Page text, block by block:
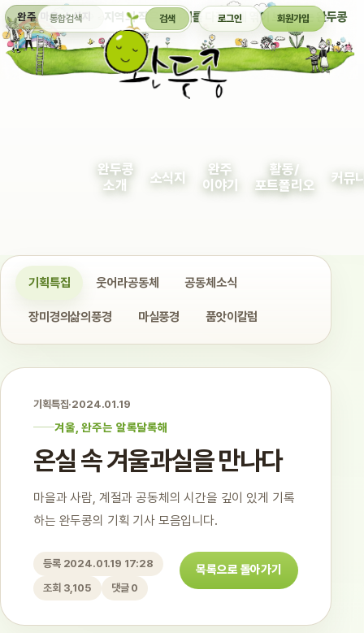
완주 마을 소식지 지역의 작은 이야기를 다정하게 엮어 보여주는 완두콩
통합검색 검색 로그인 회원가입
완두콩
소개
소식지
완주
이야기
활동/
포트폴리오
커뮤
기획특집 웃어라공동체 공동체소식
장미경의삶의풍경 마실풍경 품앗이칼럼
기획특집·2024.01.19
겨울, 완주는 알록달록해
온실 속 겨울과실을 만나다
마을과 사람, 계절과 공동체의 시간을 깊이 있게 기록
하는 완두콩의 기획 기사 모음입니다.
등록 2024.01.19 17:28
조회 3,105
댓글 0
목록으로 돌아가기